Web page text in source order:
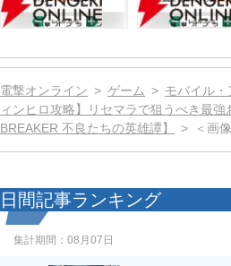
電撃オンライン ゲーム モバイル・
ィンヒロ攻略】リセマラで狙うべき最
BREAKER 不良たちの英雄譚】
＜画
日間記事ランキング
集計期間： 08月07日